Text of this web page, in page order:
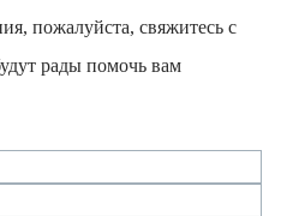
пожалуйста, свяжитесь с
рады помочь вам